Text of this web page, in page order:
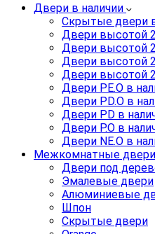
Двери в наличии
Скрытые двери
Двери высотой
Двери высотой
Двери высотой
Двери высотой
Двери PE.O в
Двери PD.O в
Двери PD в
Двери P.O в
Двери NE.O в
Межкомнатные двери
Двери под
Эмалевые двери
Алюминиевые
Шпон
Скрытые двери